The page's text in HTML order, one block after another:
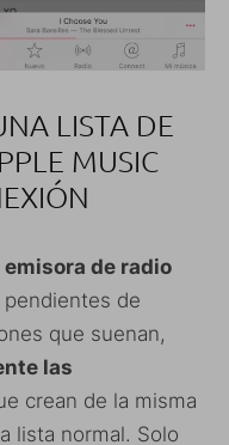
LISTA DE
MUSIC
emisora de radio
de
que suenan,
las
crean de la misma
lista normal. Solo